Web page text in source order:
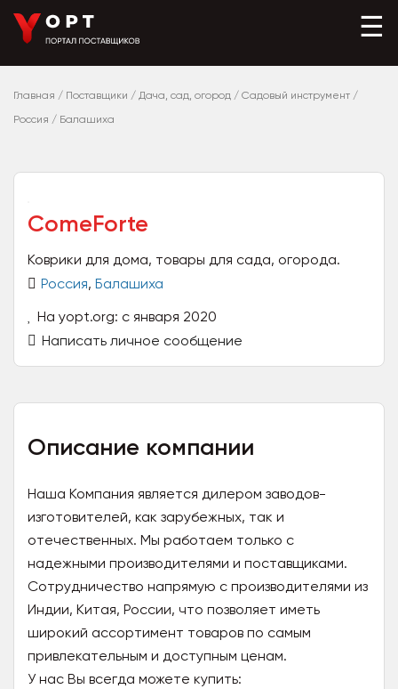
☰
Главная / Поставщики / Дача, сад, огород / Садовый инструмент /
Россия / Балашиха
ComeForte
Коврики для дома, товары для сада, огорода.
Россия, Балашиха
На yopt.org: с января 2020
Написать личное сообщение
Описание компании
Наша Компания является дилером заводов-
изготовителей, как зарубежных, так и
отечественных. Мы работаем только с
надежными производителями и поставщиками.
Сотрудничество напрямую с производителями из
Индии, Китая, России, что позволяет иметь
широкий ассортимент товаров по самым
привлекательным и доступным ценам.
У нас Вы всегда можете купить: